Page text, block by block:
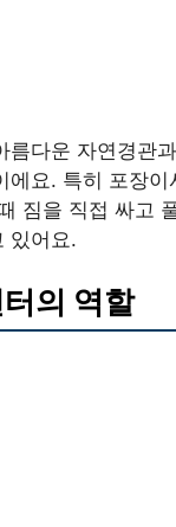
름다운 자연경관
에요. 특히 포장
짐을 직접 싸고
있어요.
의 역할